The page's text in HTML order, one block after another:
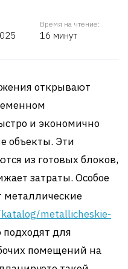
Время на чтение:
16 минут
открывают
и экономично
объекты. Эти
из готовых блоков,
затраты. Особое
металлические
metallicheskie-
для
помещений на